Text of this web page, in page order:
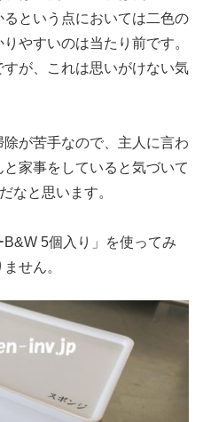
という点においては二色の
やすいのは当たり前です。
が、これは思いがけない気
が苦手なので、主人に言わ
家事をしていると気づいて
なと思います。
5個入り」を使ってみ
せん。